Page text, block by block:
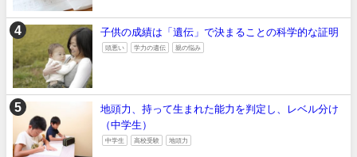
子供の成績は「遺伝」で決まることの科学的な証明
頭悪い 学力の遺伝 親の悩み
地頭力、持って生まれた能力を判定し、レベル分け
（中学生）
中学生 高校受験 地頭力